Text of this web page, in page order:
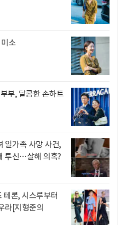
소
부, 달콤한 손하트
일가족 사망 사건,
투신…살해 의혹?
테론, 시스루부터
라[지형준의